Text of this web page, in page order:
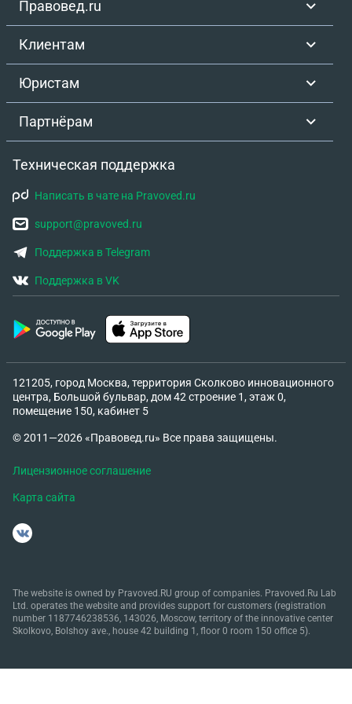
Правовед.ru
Клиентам
Юристам
Партнёрам
Техническая поддержка
Написать в чате на Pravoved.ru
support@pravoved.ru
Поддержка в Telegram
Поддержка в VK
121205, город Москва, территория Сколково инновационного
центра, Большой бульвар, дом 42 строение 1, этаж 0,
помещение 150, кабинет 5
© 2011—2026 «Правовед.ru» Все права защищены.
Лицензионное соглашение
Карта сайта
The website is owned by Pravoved.RU group of companies. Pravoved.Ru Lab
Ltd. operates the website and provides support for customers (registration
number 1187746238536, 143026, Moscow, territory of the innovative center
Skolkovo, Bolshoy ave., house 42 building 1, floor 0 room 150 office 5).